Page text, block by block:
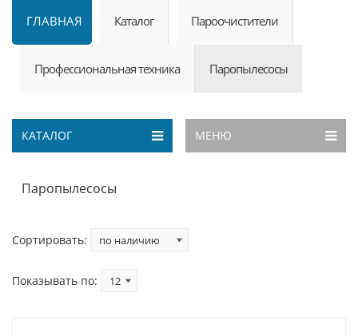
ГЛАВНАЯ Каталог Пароочистители
Профессиональная техника Паропылесосы
КАТАЛОГ МЕНЮ
Паропылесосы
Сортировать:
Показывать по: